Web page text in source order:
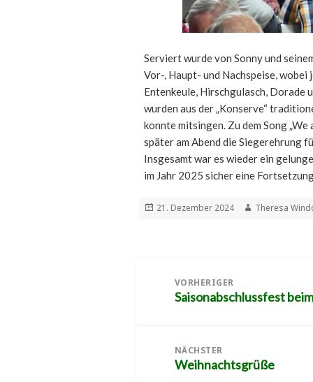
Serviert wurde von Sonny und
Vor-, Haupt- und Nachspeise,
Entenkeule, Hirschgulasch, Dorade
wurden aus der „Konserve“
konnte mitsingen. Zu dem Song
später am Abend die Siegerehrung
Insgesamt war es wieder ein
im Jahr 2025 sicher eine
Veröffentlicht
21. Dezember 2024 Autor
Theresa
VORHERIGER
Vorheriger
Saisonabschlussfest
NÄCHSTER
Nächster
Weihnachtsgrüße